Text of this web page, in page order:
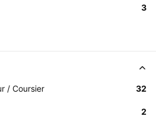
3
/ Coursier 32
2